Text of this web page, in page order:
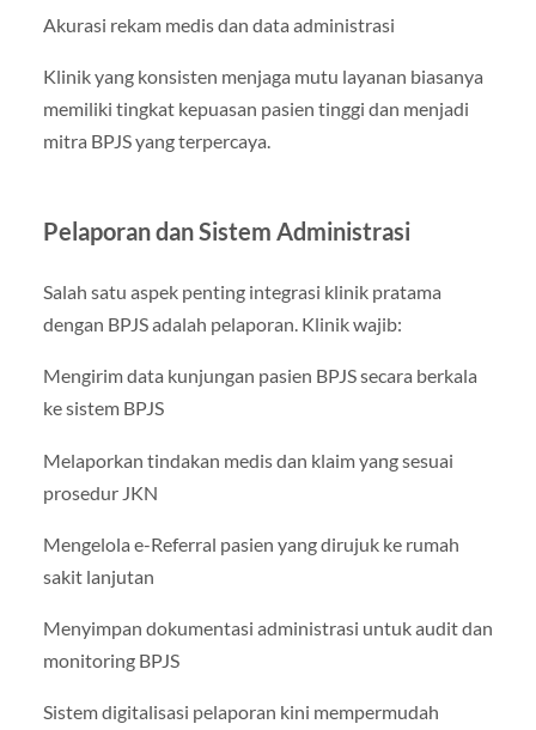
Akurasi rekam medis dan data administrasi
Klinik yang konsisten menjaga mutu layanan biasanya
memiliki tingkat kepuasan pasien tinggi dan menjadi
mitra BPJS yang terpercaya.
Pelaporan dan Sistem Administrasi
Salah satu aspek penting integrasi klinik pratama
dengan BPJS adalah pelaporan. Klinik wajib:
Mengirim data kunjungan pasien BPJS secara berkala
ke sistem BPJS
Melaporkan tindakan medis dan klaim yang sesuai
prosedur JKN
Mengelola e-Referral pasien yang dirujuk ke rumah
sakit lanjutan
Menyimpan dokumentasi administrasi untuk audit dan
monitoring BPJS
Sistem digitalisasi pelaporan kini mempermudah